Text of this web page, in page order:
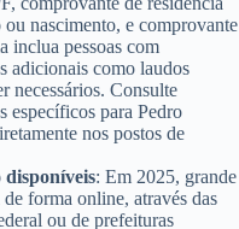
nascimento, e comprovante
inclua pessoas com
adicionais como laudos
necessários. Consulte
específicos para Pedro
nos postos de
disponíveis: Em 2025, grande
forma online, através das
ou de prefeituras